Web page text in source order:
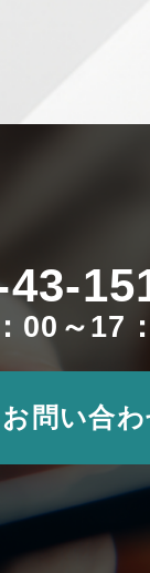
00～17
問い合わ